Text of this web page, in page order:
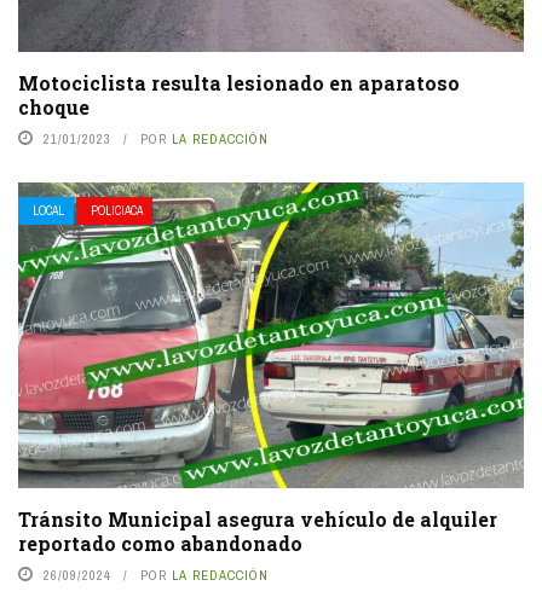
Motociclista resulta lesionado en aparatoso
choque
21/01/2023 POR LA REDACCIÓN
LOCAL POLICIACA
Tránsito Municipal asegura vehículo de alquiler
reportado como abandonado
26/09/2024 POR LA REDACCIÓN